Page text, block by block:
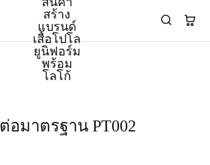
ต
โล
อมาตรฐาน PT002